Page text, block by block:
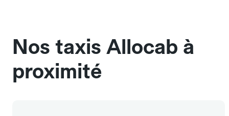
Nos taxis Allocab à
proximité